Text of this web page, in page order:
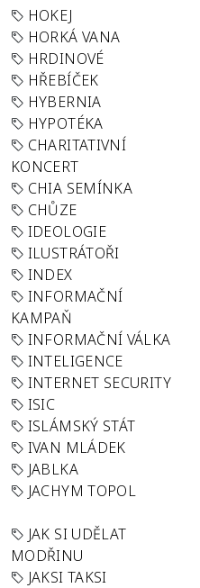
HOKEJ
HORKÁ VANA
HRDINOVÉ
HŘEBÍČEK
HYBERNIA
HYPOTÉKA
CHARITATIVNÍ
KONCERT
CHIA SEMÍNKA
CHŮZE
IDEOLOGIE
ILUSTRÁTOŘI
INDEX
INFORMAČNÍ
KAMPAŇ
INFORMAČNÍ VÁLKA
INTELIGENCE
INTERNET SECURITY
ISIC
ISLÁMSKÝ STÁT
IVAN MLÁDEK
JABLKA
JACHYM TOPOL
JAK SI UDĚLAT
MODŘINU
JAKSI TAKSI